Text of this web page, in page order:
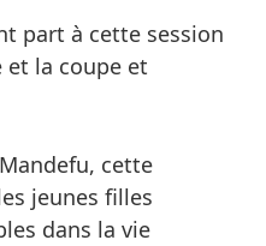
part à cette session
et la coupe et
cette
jeunes filles
dans la vie